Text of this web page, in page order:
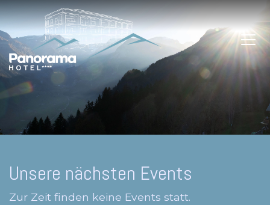
Unsere nächsten Events
Zur Zeit finden keine Events statt.